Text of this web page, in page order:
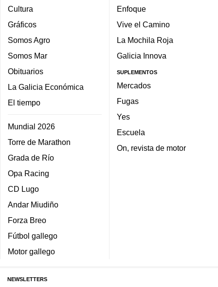
Cultura
Gráficos
Somos Agro
Somos Mar
Obituarios
La Galicia Económica
El tiempo
Mundial 2026
Torre de Marathon
Grada de Río
Opa Racing
CD Lugo
Andar Miudiño
Forza Breo
Fútbol gallego
Motor gallego
Enfoque
Vive el Camino
La Mochila Roja
Galicia Innova
SUPLEMENTOS
Mercados
Fugas
Yes
Escuela
On, revista de motor
NEWSLETTERS